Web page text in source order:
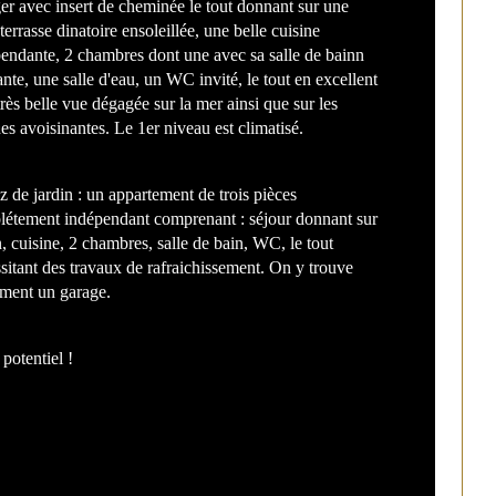
Valeurs
de pièces
de niveaux
salle de bains
avec insert de cheminée le tout donnant sur une
dinatoire ensoleillée, une belle cuisine
2 chambres dont une avec sa salle de bainn
une salle d'eau, un WC invité, le tout en excellent
belle vue dégagée sur la mer ainsi que sur les
avoisinantes. Le 1er niveau est climatisé.
de jardin : un appartement de trois pièces
indépendant comprenant : séjour donnant sur
cuisine, 2 chambres, salle de bain, WC, le tout
des travaux de rafraichissement. On y trouve
un garage.
!